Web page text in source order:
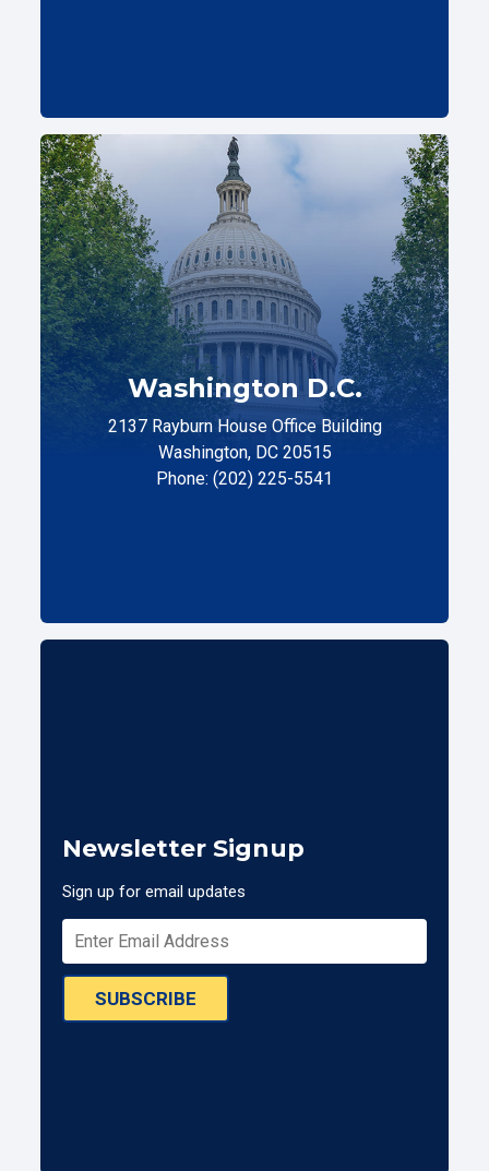
Washington D.C.
2137 Rayburn House Office Building
Washington, DC 20515
Phone: (202) 225-5541
Newsletter Signup
Sign up for email updates
SUBSCRIBE